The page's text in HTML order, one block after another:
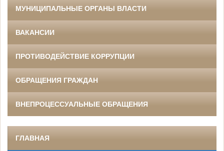
МУНИЦИПАЛЬНЫЕ ОРГАНЫ ВЛАСТИ
ВАКАНСИИ
ПРОТИВОДЕЙСТВИЕ КОРРУПЦИИ
ОБРАЩЕНИЯ ГРАЖДАН
ВНЕПРОЦЕССУАЛЬНЫЕ ОБРАЩЕНИЯ
ГЛАВНАЯ